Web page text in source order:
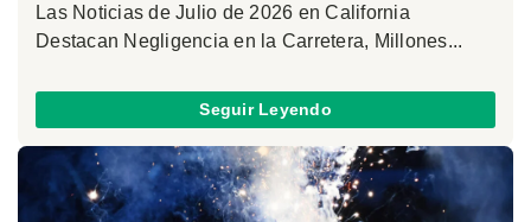
Las Noticias de Julio de 2026 en California
Destacan Negligencia en la Carretera, Millones...
Seguir Leyendo